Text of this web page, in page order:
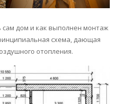
дом и как выполнен монтаж
схема, дающая
отопления.